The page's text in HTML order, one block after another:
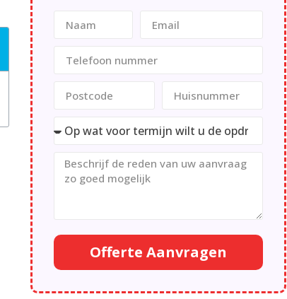
Offerte Aanvragen